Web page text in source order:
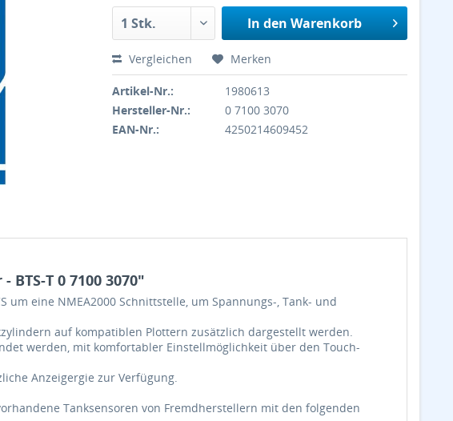
In den Warenkorb
Vergleichen Merken
Artikel-Nr.:
1980613
Hersteller-Nr.:
0 7100 3070
EAN-Nr.:
4250214609452
T 0 7100 3070"
um eine NMEA2000 Schnittstelle, um Spannungs-, Tank- und
auf kompatiblen Plottern zusätzlich dargestellt werden.
werden, mit komfortabler Einstellmöglichkeit über den Touch-
Anzeigergie zur Verfügung.
Tanksensoren von Fremdherstellern mit den folgenden